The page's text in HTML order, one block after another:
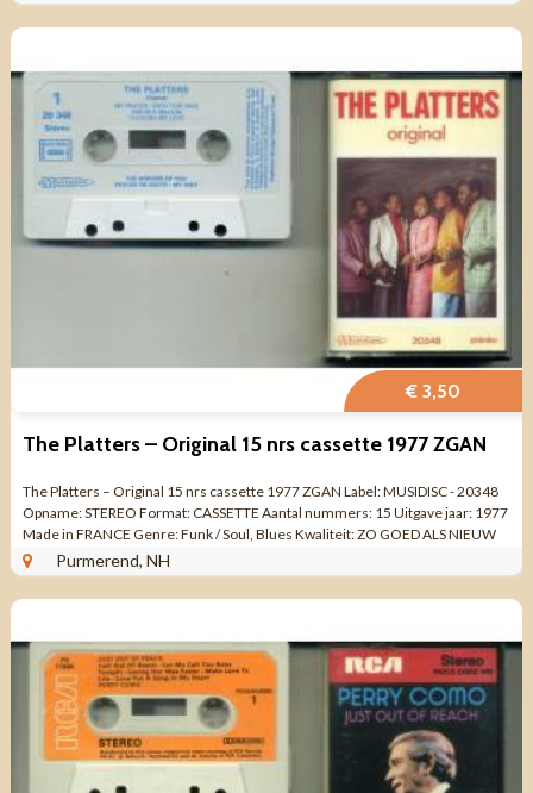
€ 3,50
The Platters – Original 15 nrs cassette 1977 ZGAN
The Platters – Original 15 nrs cassette 1977 ZGAN Label: MUSIDISC - 20348
Opname: STEREO Format: CASSETTE Aantal nummers: 15 Uitgave jaar: 1977
Made in FRANCE Genre: Funk / Soul, Blues Kwaliteit: ZO GOED ALS NIEUW
Side 1 ...Purmerend, NH